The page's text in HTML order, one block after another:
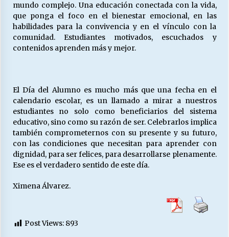
mundo complejo. Una educación conectada con la vida,
que ponga el foco en el bienestar emocional, en las
habilidades para la convivencia y en el vínculo con la
comunidad. Estudiantes motivados, escuchados y
contenidos aprenden más y mejor.
El Día del Alumno es mucho más que una fecha en el
calendario escolar, es un llamado a mirar a nuestros
estudiantes no solo como beneficiarios del sistema
educativo, sino como su razón de ser. Celebrarlos implica
también comprometernos con su presente y su futuro,
con las condiciones que necesitan para aprender con
dignidad, para ser felices, para desarrollarse plenamente.
Ese es el verdadero sentido de este día.
Ximena Álvarez.
Post Views: 893